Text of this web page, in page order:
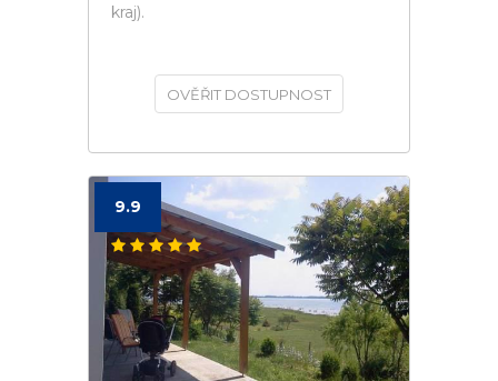
kraj).
OVĚŘIT DOSTUPNOST
9.9